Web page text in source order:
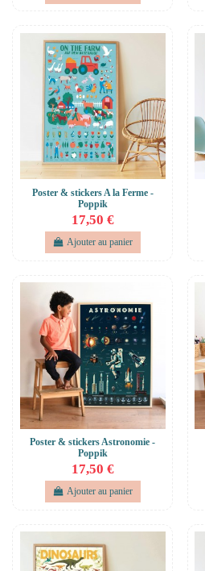
Poster & stickers A la Ferme -
Poppik
17,50 €
Ajouter au panier
Poster & stickers Astronomie -
Poppik
17,50 €
Ajouter au panier